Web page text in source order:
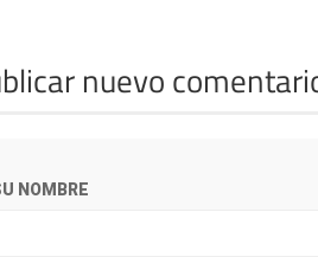
nuevo
NOMBRE